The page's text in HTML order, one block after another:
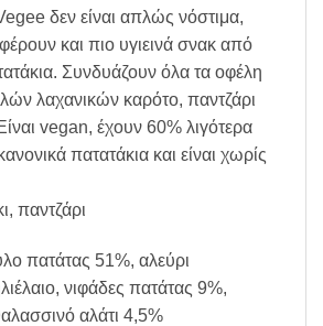
δεν είναι απλώς νόστιμα,
και πιο υγιεινά σνακ από
Συνδυάζουν όλα τα οφέλη
λαχανικών καρότο, παντζάρι
vegan, έχουν 60% λιγότερα
πατατάκια και είναι χωρίς
παντζάρι
πατάτας 51%, αλεύρι
νιφάδες πατάτας 9%,
αλάτι 4,5%